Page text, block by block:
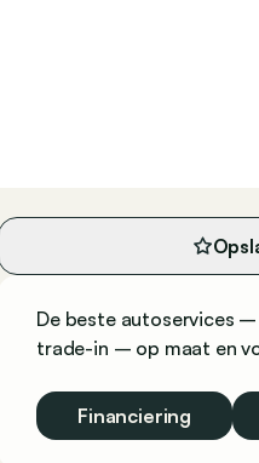
De beste autoservices
trade-in – op maat en
Financiering